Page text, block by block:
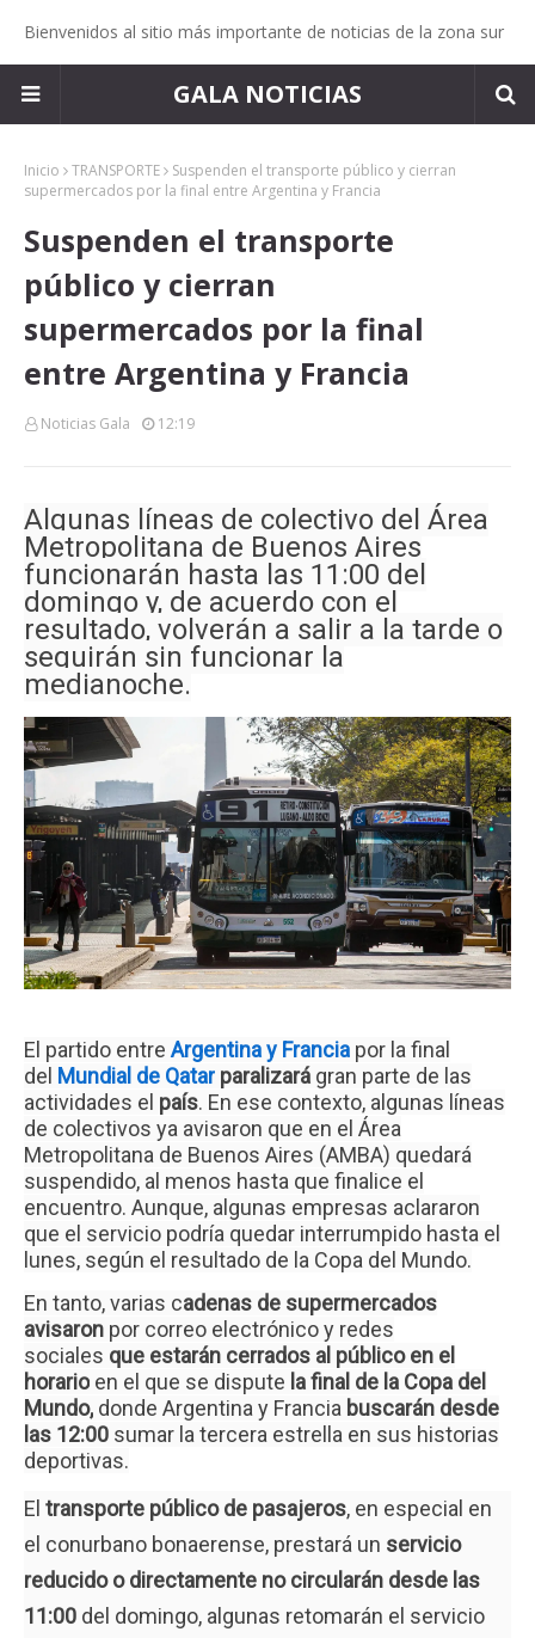
Bienvenidos al sitio más importante de noticias de la zona sur
GALA NOTICIAS
Inicio TRANSPORTE
Suspenden el transporte público y cierran
supermercados por la final entre Argentina y Francia
Suspenden el transporte
público y cierran
supermercados por la final
entre Argentina y Francia
Noticias Gala 12:19
Algunas líneas de colectivo del Área
Metropolitana de Buenos Aires
funcionarán hasta las 11:00 del
domingo y, de acuerdo con el
resultado, volverán a salir a la tarde o
seguirán sin funcionar la
medianoche.
El partido entre Argentina y Francia por la final
del Mundial de Qatar paralizará gran parte de las
actividades el país. En ese contexto, algunas líneas
de colectivos ya avisaron que en el Área
Metropolitana de Buenos Aires (AMBA) quedará
suspendido, al menos hasta que finalice el
encuentro. Aunque, algunas empresas aclararon
que el servicio podría quedar interrumpido hasta el
lunes, según el resultado de la Copa del Mundo.
En tanto, varias cadenas de supermercados
avisaron por correo electrónico y redes
sociales que estarán cerrados al público en el
horario en el que se dispute la final de la Copa del
Mundo, donde Argentina y Francia buscarán desde
las 12:00 sumar la tercera estrella en sus historias
deportivas.
El transporte público de pasajeros, en especial en
el conurbano bonaerense, prestará un servicio
reducido o directamente no circularán desde las
11:00 del domingo, algunas retomarán el servicio